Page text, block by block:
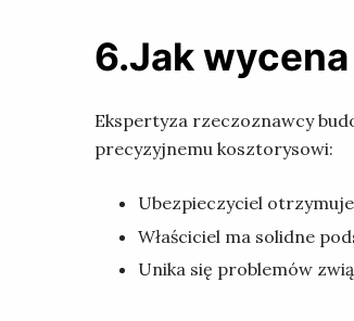
6.Jak
Ekspertyza rzeczoznawcy
precyzyjnemu kosztorysowi:
Ubezpieczyciel
Właściciel ma solidne
Unika się problemów